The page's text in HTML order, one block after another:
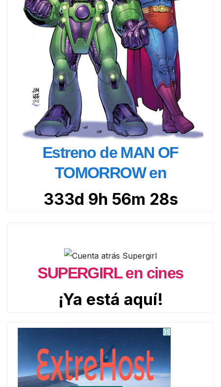
Estreno de MAN OF
TOMORROW en
333d 9h 56m 27s
SUPERGIRL en cines
¡Ya está aquí!